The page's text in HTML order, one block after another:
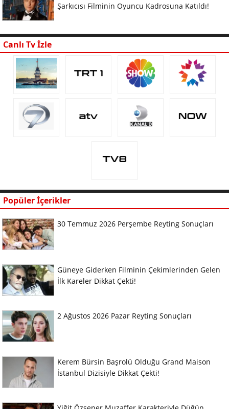
Şarkıcısı Filminin Oyuncu Kadrosuna Katıldı!
Canlı Tv İzle
Popüler İçerikler
30 Temmuz 2026 Perşembe Reyting Sonuçları
Güneye Giderken Filminin Çekimlerinden Gelen
İlk Kareler Dikkat Çekti!
2 Ağustos 2026 Pazar Reyting Sonuçları
Kerem Bürsin Başrolü Olduğu Grand Maison
İstanbul Dizisiyle Dikkat Çekti!